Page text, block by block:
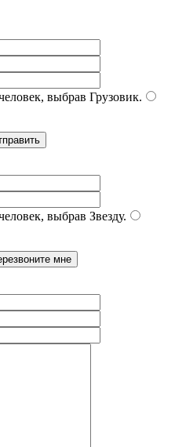
выбрав Грузовик.
выбрав Звезду.